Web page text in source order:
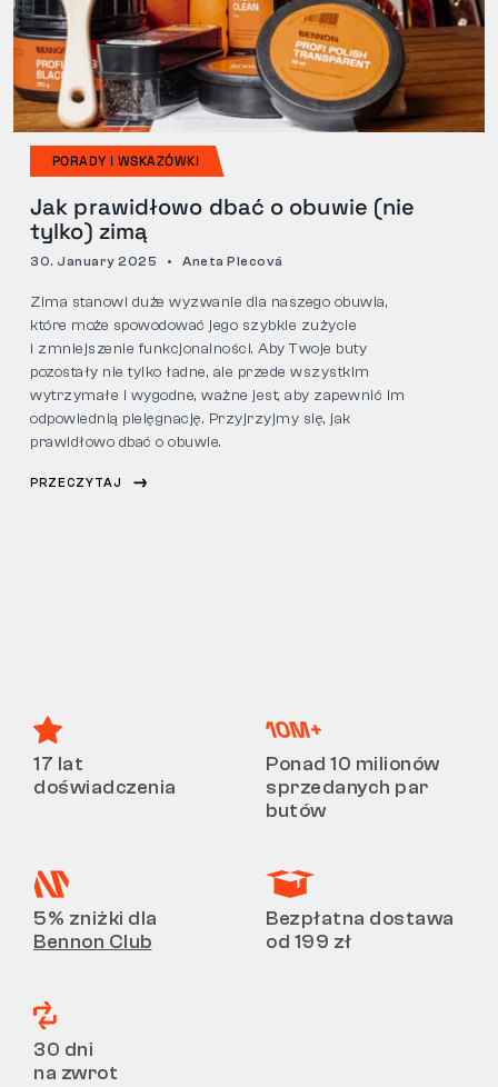
PORADY I WSKAZÓWKI
Jak prawidłowo dbać o obuwie (nie
tylko) zimą
30. January 2025 Aneta Plecová
Zima stanowi duże wyzwanie dla naszego obuwia,
które może spowodować jego szybkie zużycie
i zmniejszenie funkcjonalności. Aby Twoje buty
pozostały nie tylko ładne, ale przede wszystkim
wytrzymałe i wygodne, ważne jest, aby zapewnić im
odpowiednią pielęgnację. Przyjrzyjmy się, jak
prawidłowo dbać o obuwie.
PRZECZYTAJ
17 lat
doświadczenia
Ponad 10 milionów
sprzedanych par
butów
5% zniżki dla
Bennon Club
Bezpłatna dostawa
od 199 zł
30 dni
na zwrot